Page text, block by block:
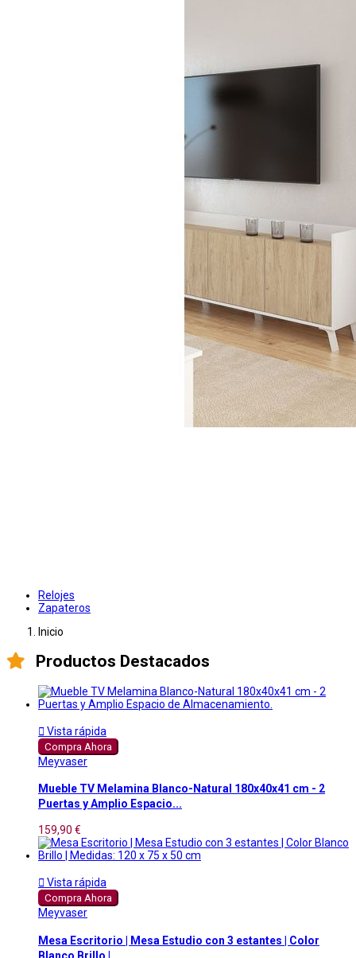
Relojes
Zapateros
Inicio
Productos Destacados
 Vista rápida
Compra Ahora
Meyvaser
Mueble TV Melamina Blanco-Natural 180x40x41 cm - 2
Puertas y Amplio Espacio...
159,90 €
 Vista rápida
Compra Ahora
Meyvaser
Mesa Escritorio | Mesa Estudio con 3 estantes | Color
Blanco Brillo |...